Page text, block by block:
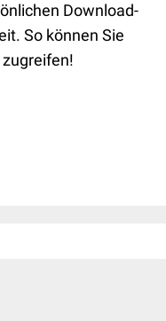
Download-
So können Sie